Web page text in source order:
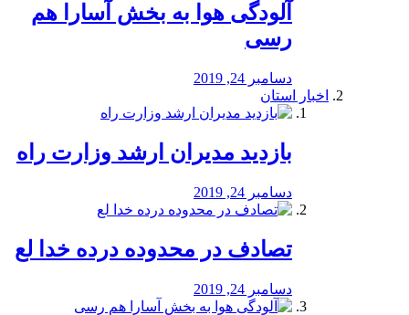
آلودگی هوا به بخش آسارا هم
رسی
دسامبر 24, 2019
اخبار استان
بازدید مدیران ارشد وزارت راه
دسامبر 24, 2019
تصادف در محدوده درده خدا لع
دسامبر 24, 2019